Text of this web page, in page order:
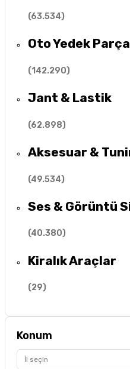
(63.534)
Oto Yedek Parça
(142.290)
Jant & Lastik
(62.898)
Aksesuar &
(49.534)
Ses & Görüntü
(40.380)
Kiralık Araçlar
(29)
Konum
İl seçin